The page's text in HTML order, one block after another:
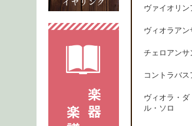
ヴァイオリン
ヴィオラアン
チェロアンサ
コントラバ
ヴィオラ・ダ
ル・ソロ